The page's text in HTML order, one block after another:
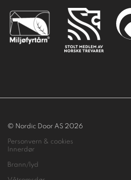
© Nordic Door AS 2026
Personvern & cookies
Innerdør
Brann/lyd